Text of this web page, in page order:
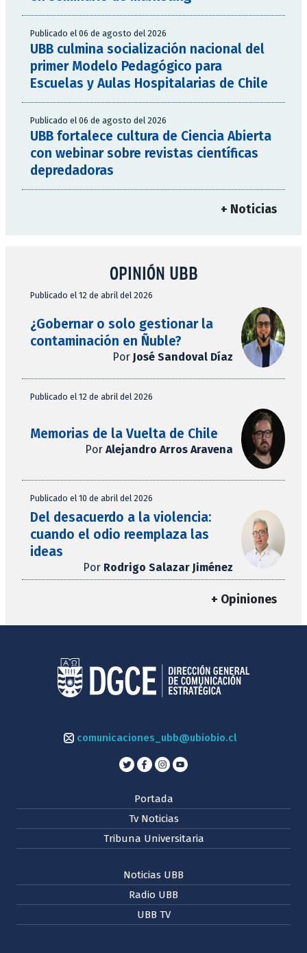
Publicado el 06 de agosto del 2026
UBB culmina socialización nacional del
primer Modelo Pedagógico para
Escuelas y Aulas Hospitalarias de Chile
Publicado el 06 de agosto del 2026
UBB fortalece cultura de Ciencia Abierta
con webinar sobre revistas científicas
depredadoras
+ Noticias
OPINIÓN UBB
Publicado el 12 de abril del 2026
¿Gobernar o solo gestionar la
contaminación en Ñuble?
Por José Sandoval Díaz
Publicado el 12 de abril del 2026
Memorias de la Vuelta de Chile
Por Alejandro Arros Aravena
Publicado el 10 de abril del 2026
Del desacuerdo a la violencia:
cuando el odio reemplaza las
ideas
Por Rodrigo Salazar Jiménez
+ Opiniones
comunicaciones_ubb@ubiobio.cl
Portada
Tv Noticias
Tribuna Universitaria
Noticias UBB
Radio UBB
UBB TV